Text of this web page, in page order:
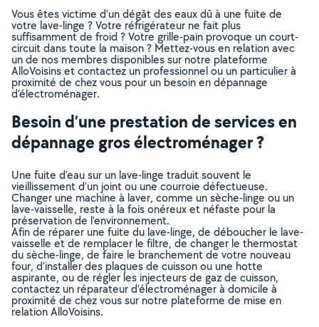
Vous êtes victime d’un dégât des eaux dû à une fuite de
votre lave-linge ? Votre réfrigérateur ne fait plus
suffisamment de froid ? Votre grille-pain provoque un court-
circuit dans toute la maison ? Mettez-vous en relation avec
un de nos membres disponibles sur notre plateforme
AlloVoisins et contactez un professionnel ou un particulier à
proximité de chez vous pour un besoin en dépannage
d’électroménager.
Besoin d’une prestation de services en
dépannage gros électroménager ?
Une fuite d’eau sur un lave-linge traduit souvent le
vieillissement d’un joint ou une courroie défectueuse.
Changer une machine à laver, comme un sèche-linge ou un
lave-vaisselle, reste à la fois onéreux et néfaste pour la
préservation de l’environnement.
Afin de réparer une fuite du lave-linge, de déboucher le lave-
vaisselle et de remplacer le filtre, de changer le thermostat
du sèche-linge, de faire le branchement de votre nouveau
four, d’installer des plaques de cuisson ou une hotte
aspirante, ou de régler les injecteurs de gaz de cuisson,
contactez un réparateur d’électroménager à domicile à
proximité de chez vous sur notre plateforme de mise en
relation AlloVoisins.